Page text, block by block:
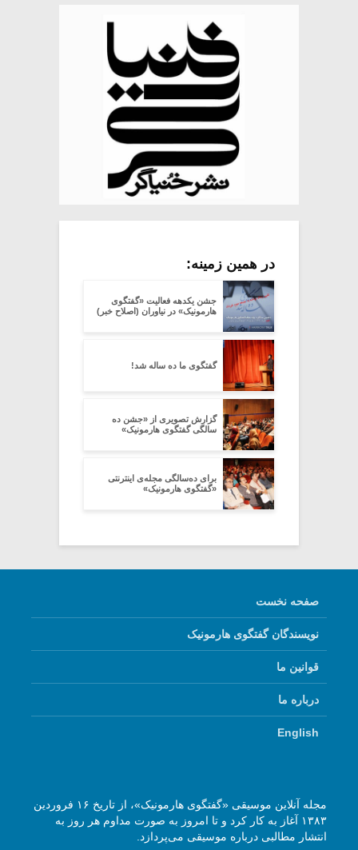
در همین زمینه:
جشن یکدهه فعالیت «گفتگوی
هارمونیک» در نیاوران (اصلاح خبر)
گفتگوی ما ده ساله شد!
گزارش تصویری از «جشن ده
سالگی گفتگوی هارمونیک»
برای ده‌سالگی مجله‌ی اینترنتی
«گفتگوی هارمونیک»
صفحه نخست
نویسندگان گفتگوی هارمونیک
قوانین ما
درباره ما
English
مجله آنلاین موسیقی «گفتگوی هارمونیک»، از تاریخ ۱۶ فروردین
۱۳۸۳ آغاز به کار کرد و تا امروز به صورت مداوم هر روز به
انتشار مطالبی درباره موسیقی می‌پردازد.